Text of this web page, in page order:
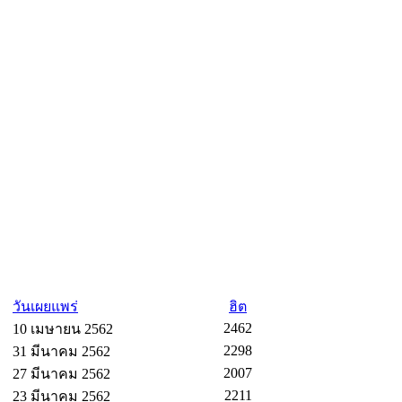
วันเผยแพร่
ฮิต
10 เมษายน 2562
2462
31 มีนาคม 2562
2298
27 มีนาคม 2562
2007
23 มีนาคม 2562
2211